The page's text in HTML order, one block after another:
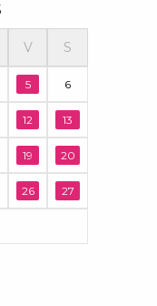
V S
5 6
12 13
19 20
26 27